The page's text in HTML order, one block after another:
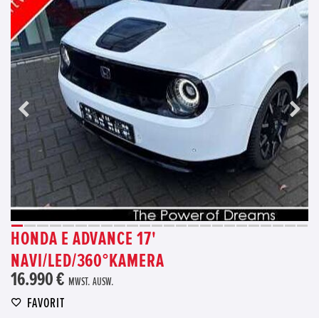
HONDA E ADVANCE 17'
NAVI/LED/360°KAMERA
16.990 € MWST. AUSW.
FAVORIT